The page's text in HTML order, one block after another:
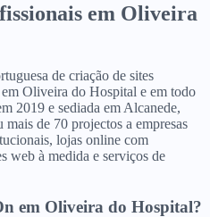
em Oliveira
de criação de sites
Oliveira do Hospital e em todo
2019 e sediada em Alcanede,
de 70 projectos a empresas
lojas online com
web à medida e serviços de
em Oliveira do Hospital?